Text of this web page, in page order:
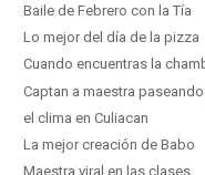
Baile de Febrero con la Tía
Lo mejor del día de la pizza
Cuando encuentras la
Captan a maestra
el clima en Culiacan
La mejor creación de Babo
Maestra viral en las clases